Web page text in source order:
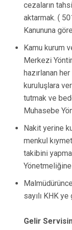
cezaların
aktarmak. (
Kanununa
Kamu kurum
Merkezi
hazırlanan
kuruluşlara
tutmak ve
Muhasebe
Nakit yerine
menkul
takibini
Yönetmeliğine
sayılı KHK ye
Gelir